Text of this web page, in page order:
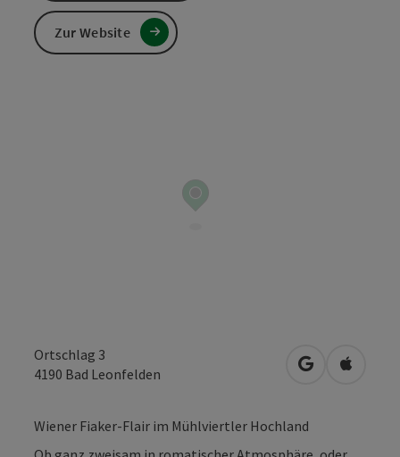
Ortschlag 3
4190 Bad Leonfelden in Google
in
Wiener Fiaker-Flair im Mühlviertler Hochland
Zur Website